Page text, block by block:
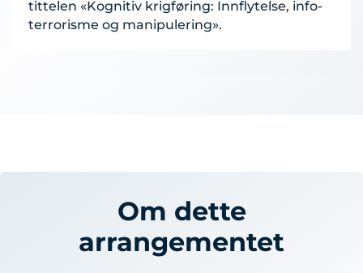
tittelen «Kognitiv krigføring: Innflytelse, info-
terrorisme og manipulering».
Om dette
arrangementet